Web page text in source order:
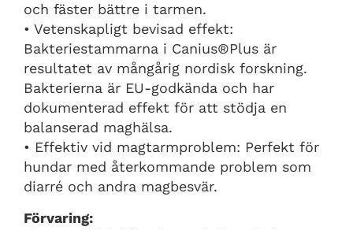
och fäster bättre i tarmen.
• Vetenskapligt bevisad effekt:
Bakteriestammarna i Canius®Plus är
resultatet av mångårig nordisk forskning.
Bakterierna är EU-godkända och har
dokumenterad effekt för att stödja en
balanserad maghälsa.
• Effektiv vid magtarmproblem: Perfekt för
hundar med återkommande problem som
diarré och andra magbesvär.
Förvaring: